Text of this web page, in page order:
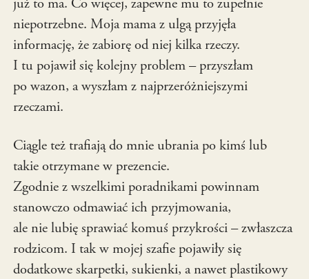
już to ma. Co więcej, zapewne mu to zupełnie
niepotrzebne. Moja mama z ulgą przyjęła
informację, że zabiorę od niej kilka rzeczy.
I tu pojawił się kolejny problem – przyszłam
po wazon, a wyszłam z najprzeróżniejszymi
rzeczami.
Ciągle też trafiają do mnie ubrania po kimś lub
takie otrzymane w prezencie.
Zgodnie z wszelkimi poradnikami powinnam
stanowczo odmawiać ich przyjmowania,
ale nie lubię sprawiać komuś przykrości – zwłaszcza
rodzicom. I tak w mojej szafie pojawiły się
dodatkowe skarpetki, sukienki, a nawet plastikowy